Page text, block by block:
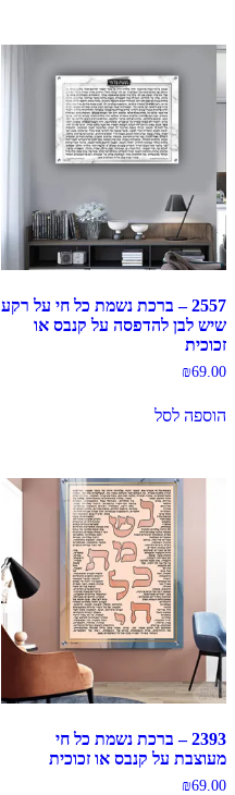
2557 – ברכת נשמת כל חי על רקע
שיש לבן להדפסה על קנבס או
זכוכית
₪69.00
הוספה לסל
2393 – ברכת נשמת כל חי
מעוצבת על קנבס או זכוכית
₪69.00